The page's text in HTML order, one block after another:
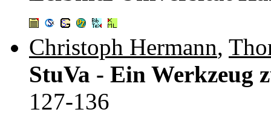
Christoph Hermann,
StuVa - Ein Werkzeug
127-136